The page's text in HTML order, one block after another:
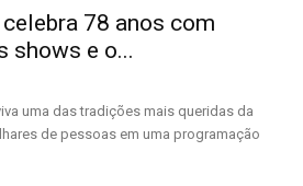
78 anos com
shows e o...
uma das tradições mais queridas da
de pessoas em uma programação